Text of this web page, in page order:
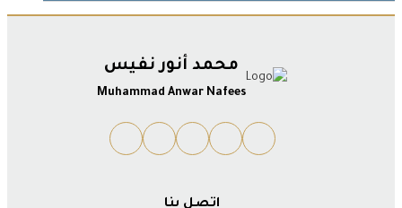
محمد أنور نفيس
Muhammad Anwar Nafees
اتصل بنا